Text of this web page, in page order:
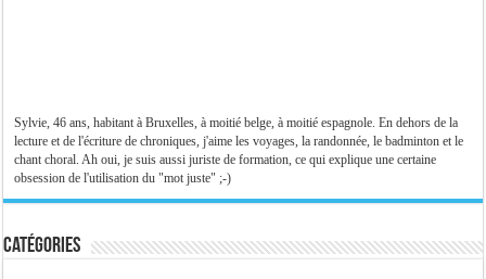
Sylvie, 46 ans, habitant à Bruxelles, à moitié belge, à moitié espagnole. En dehors de la
lecture et de l'écriture de chroniques, j'aime les voyages, la randonnée, le badminton et le
chant choral. Ah oui, je suis aussi juriste de formation, ce qui explique une certaine
obsession de l'utilisation du "mot juste" ;-)
Catégories